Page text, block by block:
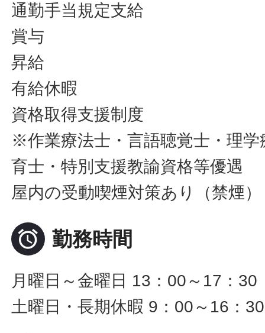
通勤手当規定支給
賞与
昇給
有給休暇
資格取得支援制度
※作業療法士・言語聴覚士・理
育士・特別支援教諭資格等優遇
屋内の受動喫煙対策あり（禁煙）
 勤務時間
月曜日～金曜日 13：00～17：30
土曜日・長期休暇 9：00～16：